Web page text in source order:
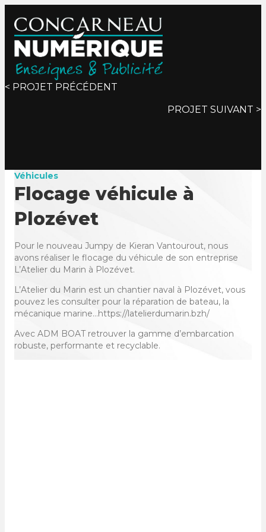
Posts
< PROJET PRÉCÉDENT
PROJET SUIVANT >
Véhicules
Flocage véhicule à
Plozévet
Pour le nouveau Jumpy de Kieran Vantourout, nous
avons réaliser le flocage du véhicule de son entreprise
L’Atelier du Marin à Plozévet.
L’Atelier du Marin est un chantier naval à Plozévet, vous
pouvez les consulter pour la réparation de bateau, la
mécanique marine…https://latelierdumarin.bzh/
Avec ADM BOAT retrouver la gamme d’embarcation
robuste, performante et recyclable.